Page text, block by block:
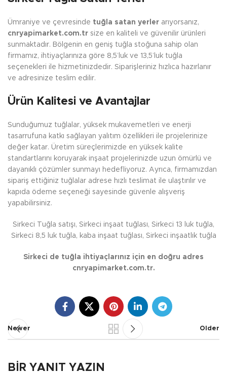
Ümraniye ve çevresinde tuğla satan yerler arıyorsanız,
cnryapimarket.com.tr size en kaliteli ve güvenilir ürünleri
sunmaktadır. Bölgenin en geniş tuğla stoğuna sahip olan
firmamız, ihtiyaçlarınıza göre 8,5’luk ve 13,5’luk tuğla
seçenekleri ile hizmetinizdedir. Siparişleriniz hızlıca hazırlanır
ve adresinize teslim edilir.
Ürün Kalitesi ve Avantajlar
Sunduğumuz tuğlalar, yüksek mukavemetleri ve enerji
tasarrufuna katkı sağlayan yalıtım özellikleri ile projelerinize
değer katar. Üretim süreçlerimizde en yüksek kalite
standartlarını koruyarak inşaat projelerinizde uzun ömürlü ve
dayanıklı çözümler sunmayı hedefliyoruz. Ayrıca, firmamızdan
sipariş ettiğiniz tuğlalar adrese hızlı teslimat ile ulaştırılır ve
kapıda ödeme seçeneği sayesinde güvenle alışveriş
yapabilirsiniz.
Sirkeci Tuğla satışı, Sirkeci inşaat tuğlası, Sirkeci 13 luk tuğla,
Sirkeci 8,5 luk tuğla, kaba inşaat tuğlası, Sirkeci inşaatlık tuğla
Sirkeci de tuğla ihtiyaçlarınız için en doğru adres
cnryapimarket.com.tr.
Newer Older
BIR YANIT YAZIN